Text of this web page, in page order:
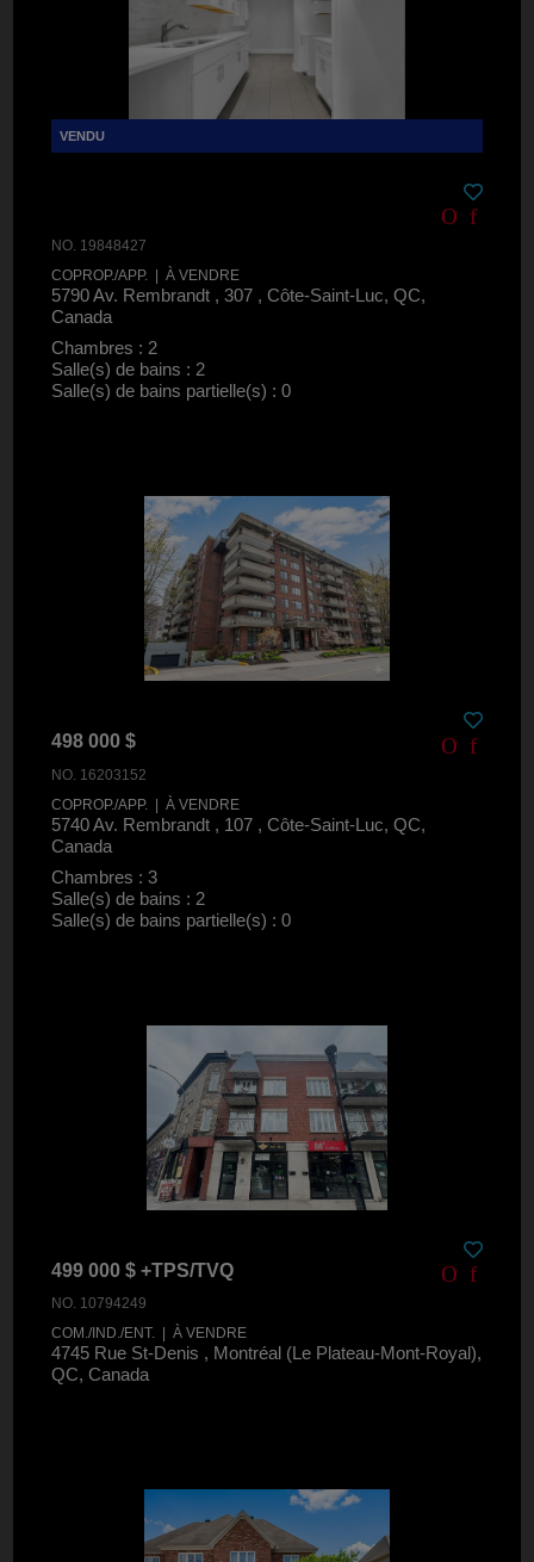
NO. 19848427
COPROP./APP. | À VENDRE
5790 Av. Rembrandt , 307 , Côte-Saint-Luc, QC,
Canada
Chambres : 2
Salle(s) de bains : 2
Salle(s) de bains partielle(s) : 0
498 000 $
NO. 16203152
COPROP./APP. | À VENDRE
5740 Av. Rembrandt , 107 , Côte-Saint-Luc, QC,
Canada
Chambres : 3
Salle(s) de bains : 2
Salle(s) de bains partielle(s) : 0
499 000 $ +TPS/TVQ
NO. 10794249
COM./IND./ENT. | À VENDRE
4745 Rue St-Denis , Montréal (Le Plateau-Mont-Royal),
QC, Canada